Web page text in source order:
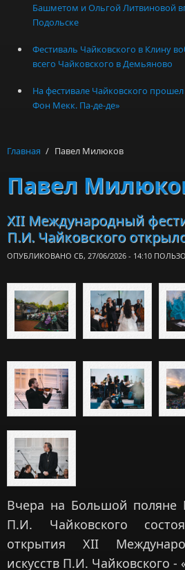
Башметом и Ольгой Литвиновой
Подольске
Фестиваль Чайковского в Клину
всего Чайковского в Демьяново
На фестивале Чайковского
Фон Мекк. Па-де-де»
Главная / Павел Милюков
Павел
XII Международный
П.И. Чайковского
ОПУБЛИКОВАНО СБ, 27/06/2026 - 14:10
Вчера на Большой поляне
П.И. Чайковского
открытия XII
искусств П.И. Чайковского -